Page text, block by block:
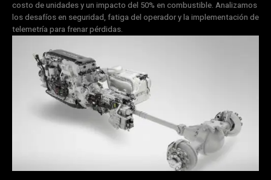
costo de unidades y un impacto del 50% en combustible. Analizamos
los desafíos en seguridad, fatiga del operador y la implementación de
telemetría para frenar pérdidas.